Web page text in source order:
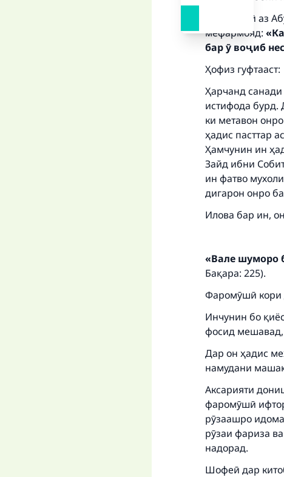
Дорақутнӣ аз
мефармояд:
бар ӯ воҷиб
Ҳофиз гуфтааст:
Ҳарчанд
истифода бурд.
ки метавон
ҳадис пасттар
Ҳамчунин ин
Зайд ибни
ин фатво
дигарон онро
Илова бар ин,
«Вале шуморо
Бақара: 225).
Фаромӯшӣ кори
Инчунин бо
фосид мешавад,
Дар он ҳадис
намудани
Аксарияти
фаромӯшӣ
рӯзаашро
рӯзаи фариза
надорад.
Шофеӣ дар
"A